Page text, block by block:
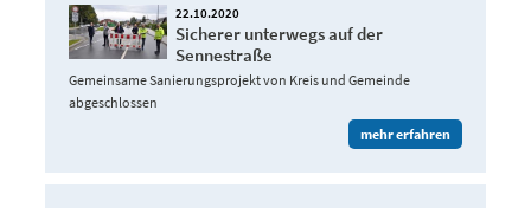
22.10.2020
Sicherer unterwegs auf der
Sennestraße
Gemeinsame Sanierungsprojekt von Kreis und Gemeinde
abgeschlossen
mehr erfahren